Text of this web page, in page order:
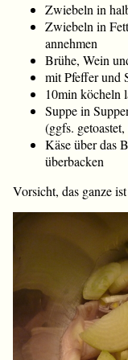
Zwiebeln in
Zwiebeln in
annehmen
Brühe, Wein
mit Pfeffer und
10min köcheln
Suppe in
(ggfs.
Käse über das
überbacken
Vorsicht, das ganze